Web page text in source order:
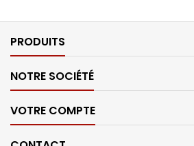
PRODUITS
NOTRE SOCIÉTÉ
VOTRE COMPTE